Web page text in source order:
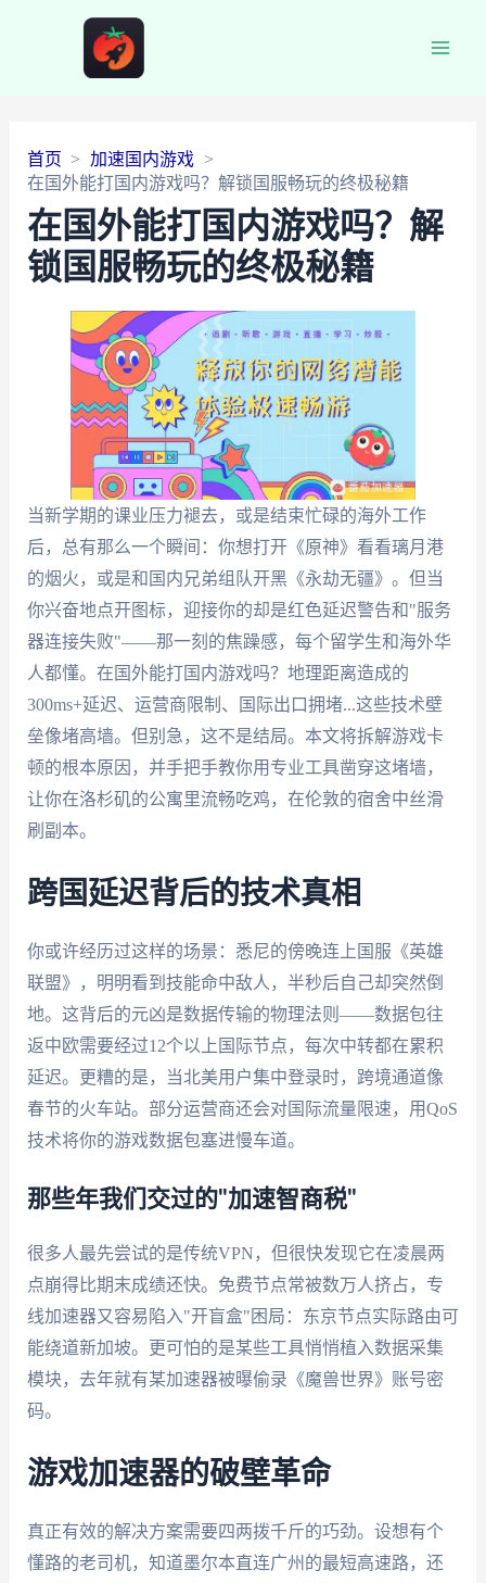
首页
加速国内游戏
在国外能打国内游戏吗？解锁国服畅玩的终极秘籍
在国外能打国内游戏吗？解
锁国服畅玩的终极秘籍
当新学期的课业压力褪去，或是结束忙碌的海外工作
后，总有那么一个瞬间：你想打开《原神》看看璃月港
的烟火，或是和国内兄弟组队开黑《永劫无疆》。但当
你兴奋地点开图标，迎接你的却是红色延迟警告和"服务
器连接失败"——那一刻的焦躁感，每个留学生和海外华
人都懂。在国外能打国内游戏吗？地理距离造成的
300ms+延迟、运营商限制、国际出口拥堵...这些技术壁
垒像堵高墙。但别急，这不是结局。本文将拆解游戏卡
顿的根本原因，并手把手教你用专业工具凿穿这堵墙，
让你在洛杉矶的公寓里流畅吃鸡，在伦敦的宿舍中丝滑
刷副本。
跨国延迟背后的技术真相
你或许经历过这样的场景：悉尼的傍晚连上国服《英雄
联盟》，明明看到技能命中敌人，半秒后自己却突然倒
地。这背后的元凶是数据传输的物理法则——数据包往
返中欧需要经过12个以上国际节点，每次中转都在累积
延迟。更糟的是，当北美用户集中登录时，跨境通道像
春节的火车站。部分运营商还会对国际流量限速，用QoS
技术将你的游戏数据包塞进慢车道。
那些年我们交过的"加速智商税"
很多人最先尝试的是传统VPN，但很快发现它在凌晨两
点崩得比期末成绩还快。免费节点常被数万人挤占，专
线加速器又容易陷入"开盲盒"困局：东京节点实际路由可
能绕道新加坡。更可怕的是某些工具悄悄植入数据采集
模块，去年就有某加速器被曝偷录《魔兽世界》账号密
码。
游戏加速器的破壁革命
真正有效的解决方案需要四两拨千斤的巧劲。设想有个
懂路的老司机，知道墨尔本直连广州的最短高速路，还